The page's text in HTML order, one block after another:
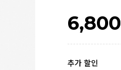
6,800
추가 할인